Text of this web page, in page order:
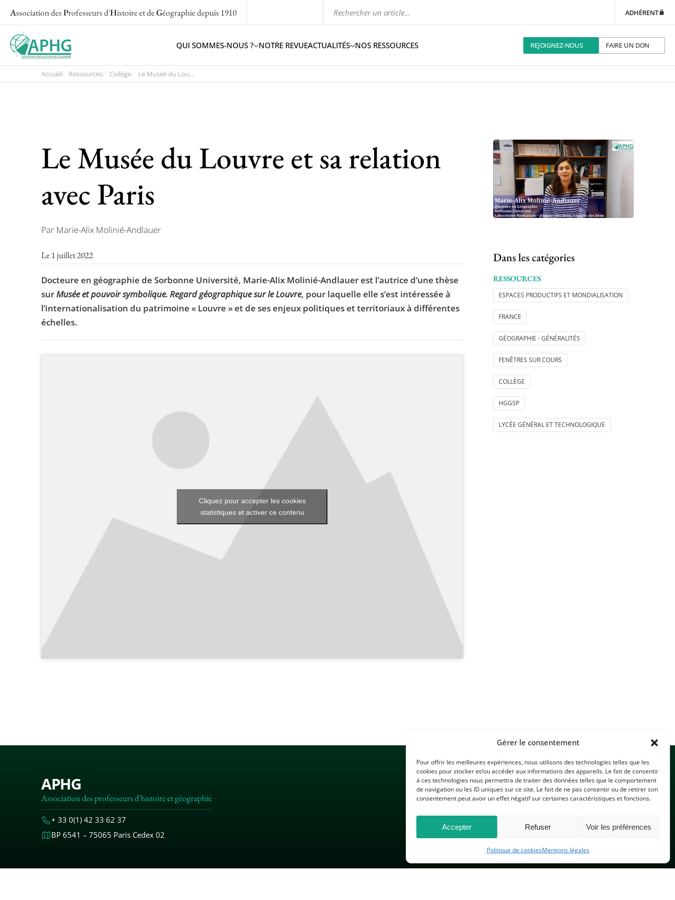
Gérer le consentement
Pour offrir les meilleures expériences, nous utilisons des technologies telles que les
cookies pour stocker et/ou accéder aux informations des appareils. Le fait de consentir
à ces technologies nous permettra de traiter des données telles que le comportement
de navigation ou les ID uniques sur ce site. Le fait de ne pas consentir ou de retirer son
consentement peut avoir un effet négatif sur certaines caractéristiques et fonctions.
Accepter Refuser Voir les préférences
Politique de cookiesMentions légales
Association desProfesseurs d'Histoire et deGéographiedepuis 1910 ADHÉRENT
QUI SOMMES-NOUS ? NOTRE REVUEACTUALITÉS NOS RESSOURCES REJOIGNEZ-NOUS FAIRE UN DON
Accueil Ressources Collège Le Musée du Lou...
Le Musée du Louvre et sa relation
avec Paris
Par Marie-Alix Molinié-Andlauer
Le 1 juillet 2022
Docteure en géographie de Sorbonne Université, Marie-Alix Molinié-Andlauer est l’autrice d’une thèse
sur Musée et pouvoir symbolique. Regard géographique sur le Louvre, pour laquelle elle s’est intéressée à
l’internationalisation du patrimoine « Louvre » et de ses enjeux politiques et territoriaux à différentes
échelles.
Cliquez pour accepter les cookies
statistiques et activer ce contenu
Dans les catégories
RESSOURCES
ESPACES PRODUCTIFS ET MONDIALISATION
FRANCE
GÉOGRAPHIE - GÉNÉRALITÉS
FENÊTRES SUR COURS
COLLÈGE
HGGSP
LYCÉE GÉNÉRAL ET TECHNOLOGIQUE
APHG
Association des professeurs d'histoire et géographie
+ 33 0(1) 42 33 62 37
BP 6541 – 75065 Paris Cedex 02